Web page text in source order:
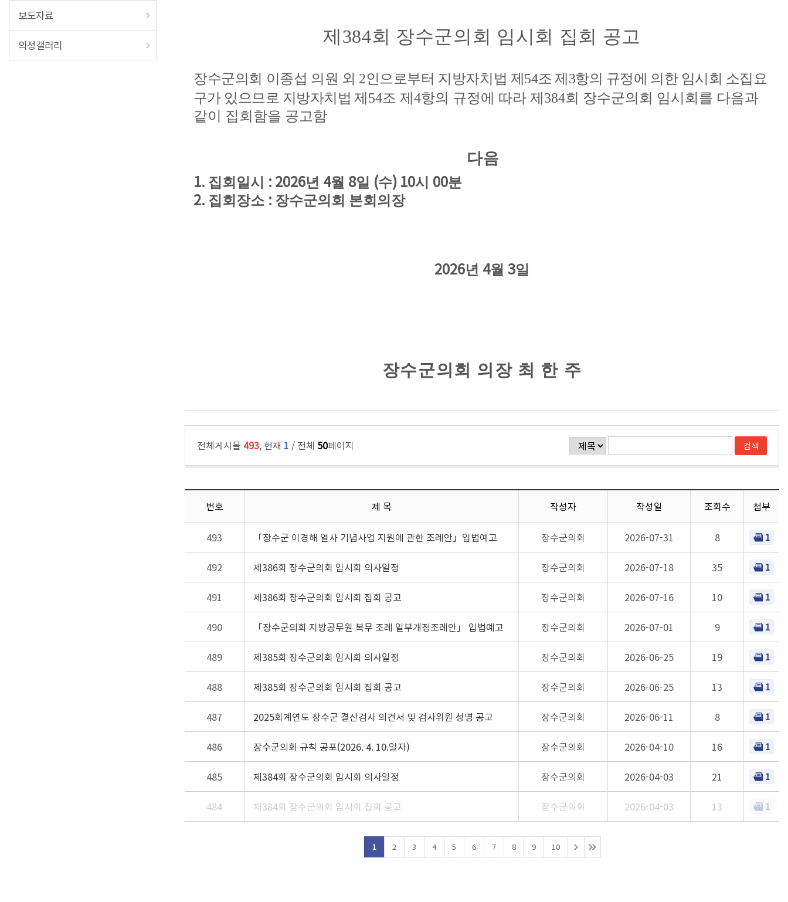
보도자료
의정갤러리 제384회 장수군의회 임시회 집회 공고
장수군의회 이종섭 의원 외 2인으로부터 지방자치법 제 54조 제 3항의 규정에 의한 임시회 소집요
구가 있으므로 지방자치법 제 54조 제4항의 규정에 따라 제 384회 장수군의회 임시회를 다음과
같이 집회함을 공고함
다 음
1. 집회일시 : 2026년 4월 8일 (수) 10시 00분
2. 집회장소 : 장수군의회 본회의장
2026년 4월 3일
장수군의회 의장 최 한 주
전체게시물 493, 현재 1 / 전체 50페이지
번호 제 목 작성자 작성일 조회수 첨부
493 「장수군 이경해 열사 기념사업 지원에 관한 조례안」입법예고 장수군의회 2026-07-31 8 1
492 제386회 장수군의회 임시회 의사일정 장수군의회 2026-07-18 35 1
491 제386회 장수군의회 임시회 집회 공고 장수군의회 2026-07-16 10 1
490 「장수군의회 지방공무원 복무 조례 일부개정조례안」 입법예고 장수군의회 2026-07-01 9 1
489 제385회 장수군의회 임시회 의사일정 장수군의회 2026-06-25 19 1
488 제385회 장수군의회 임시회 집회 공고 장수군의회 2026-06-25 13 1
487 2025회계연도 장수군 결산검사 의견서 및 검사위원 성명 공고 장수군의회 2026-06-11 8 1
486 장수군의회 규칙 공포(2026. 4. 10.일자) 장수군의회 2026-04-10 16 1
485 제384회 장수군의회 임시회 의사일정 장수군의회 2026-04-03 21 1
484 제384회 장수군의회 임시회 집회 공고 장수군의회 2026-04-03 13 1
1 2 3 4 5 6 7 8 9 10